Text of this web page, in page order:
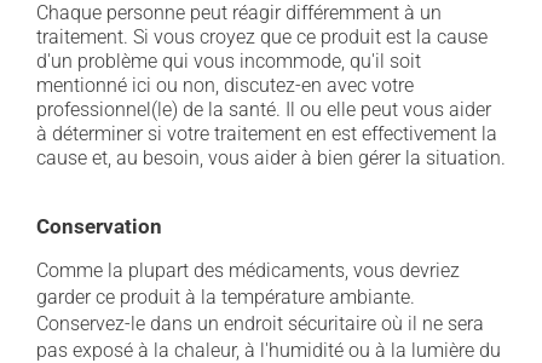
Chaque personne peut réagir différemment à un
traitement. Si vous croyez que ce produit est la cause
d'un problème qui vous incommode, qu'il soit
mentionné ici ou non, discutez-en avec votre
professionnel(le) de la santé. Il ou elle peut vous aider
à déterminer si votre traitement en est effectivement la
cause et, au besoin, vous aider à bien gérer la situation.
Conservation
Comme la plupart des médicaments, vous devriez
garder ce produit à la température ambiante.
Conservez-le dans un endroit sécuritaire où il ne sera
pas exposé à la chaleur, à l'humidité ou à la lumière du